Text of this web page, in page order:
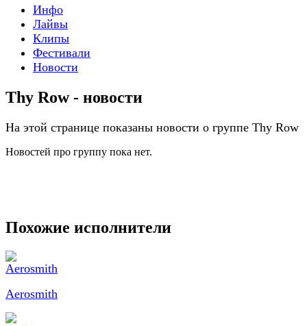
Инфо
Лайвы
Клипы
Фестивали
Новости
Thy Row - новости
На этой странице показаны новости о группе Thy Row
Новостей про группу пока нет.
Похожие исполнители
Aerosmith